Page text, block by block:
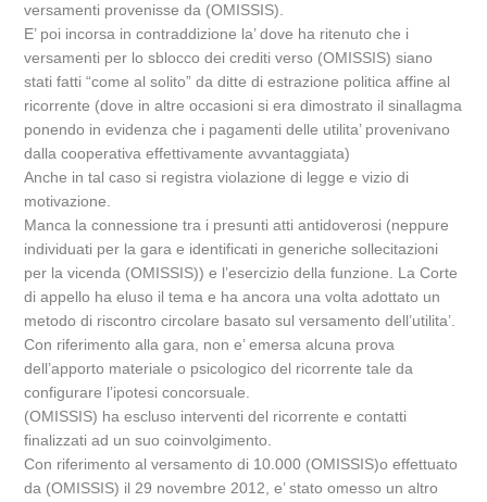
versamenti provenisse da (OMISSIS).
E’ poi incorsa in contraddizione la’ dove ha ritenuto che i
versamenti per lo sblocco dei crediti verso (OMISSIS) siano
stati fatti “come al solito” da ditte di estrazione politica affine al
ricorrente (dove in altre occasioni si era dimostrato il sinallagma
ponendo in evidenza che i pagamenti delle utilita’ provenivano
dalla cooperativa effettivamente avvantaggiata)
Anche in tal caso si registra violazione di legge e vizio di
motivazione.
Manca la connessione tra i presunti atti antidoverosi (neppure
individuati per la gara e identificati in generiche sollecitazioni
per la vicenda (OMISSIS)) e l’esercizio della funzione. La Corte
di appello ha eluso il tema e ha ancora una volta adottato un
metodo di riscontro circolare basato sul versamento dell’utilita’.
Con riferimento alla gara, non e’ emersa alcuna prova
dell’apporto materiale o psicologico del ricorrente tale da
configurare l’ipotesi concorsuale.
(OMISSIS) ha escluso interventi del ricorrente e contatti
finalizzati ad un suo coinvolgimento.
Con riferimento al versamento di 10.000 (OMISSIS)o effettuato
da (OMISSIS) il 29 novembre 2012, e’ stato omesso un altro